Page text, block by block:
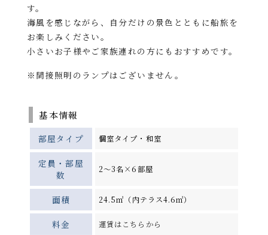
す。
海風を感じながら、自分だけの景色とともに船旅を
お楽しみください。
小さいお子様やご家族連れの方にもおすすめです。
※間接照明のランプはございません。
基本情報
部屋タイプ 個室タイプ・和室
定員・部屋
数
2～3名×6部屋
面積 24.5㎡（内テラス4.6㎡）
料金 運賃はこちらから